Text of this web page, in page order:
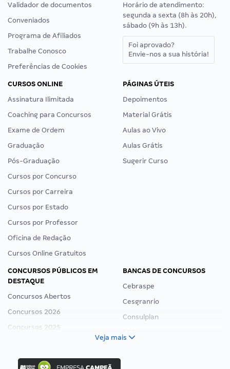
Validador de documentos
Conveniados
Programa de Afiliados
Trabalhe Conosco
Preferências de Cookies
Horário de atendimento:
segunda a sexta (8h às 20h),
sábado (9h às 13h).
Foi aprovado?
Envie-nos a sua história!
CURSOS ONLINE
Assinatura Ilimitada
Coaching para Concursos
Exame de Ordem
Graduação
Pós-Graduação
Cursos por Concurso
Cursos por Carreira
Cursos por Estado
Cursos por Professor
Oficina de Redação
Cursos Online Gratuitos
PÁGINAS ÚTEIS
Depoimentos
Material Grátis
Aulas ao Vivo
Aulas Grátis
Sugerir Curso
CONCURSOS PÚBLICOS EM
DESTAQUE
Concursos Abertos
Concursos 2026
Concursos 2025
Concurso Ibama
BANCAS DE CONCURSOS
Cebraspe
Cesgranrio
Consulplan
Veja mais